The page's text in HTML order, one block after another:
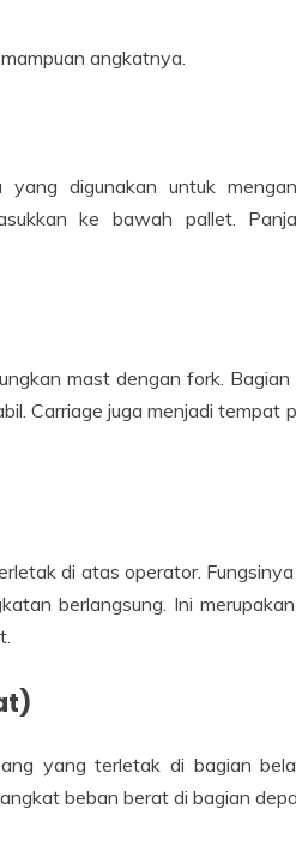
angkatnya.
digunakan untuk
ke bawah pallet.
mast dengan fork. Bagian
Carriage juga menjadi tempat
di atas operator.
berlangsung. Ini
yang terletak di bagian
beban berat di bagian